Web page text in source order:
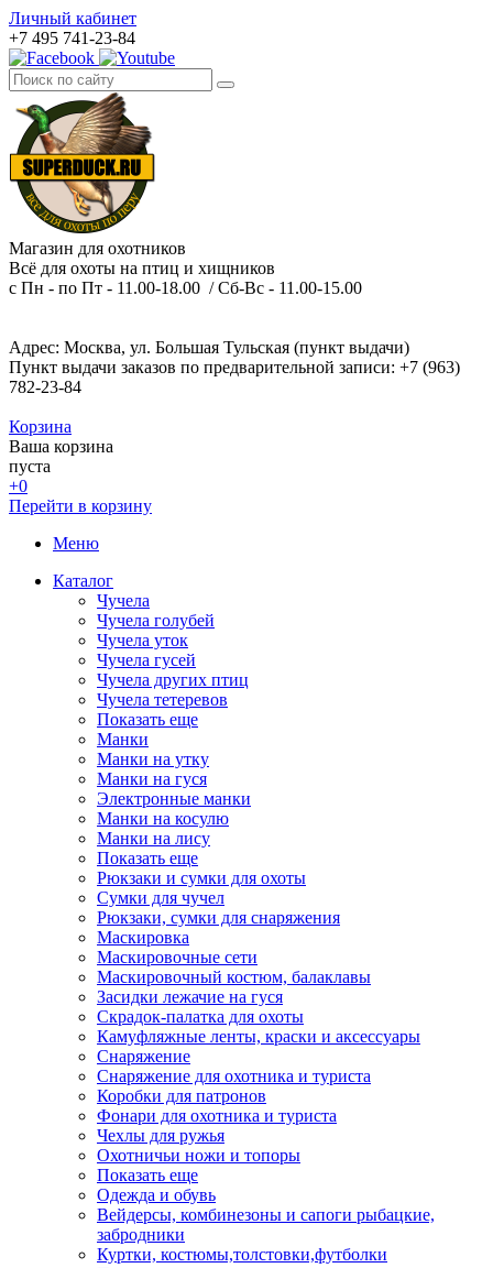
Личный кабинет
+7 495 741-23-84
Магазин для охотников
Всё для охоты на птиц и хищников
с Пн - по Пт - 11.00-18.00 / Сб-Вс - 11.00-15.00
Адрес: Москва, ул. Большая Тульская (пункт выдачи)
Пункт выдачи заказов по предварительной записи: +7 (963)
782-23-84
Корзина
Ваша корзина
пуста
+0
Перейти в корзину
Меню
Каталог
Чучела
Чучела голубей
Чучела уток
Чучела гусей
Чучела других птиц
Чучела тетеревов
Показать еще
Манки
Манки на утку
Манки на гуся
Электронные манки
Манки на косулю
Манки на лису
Показать еще
Рюкзаки и сумки для охоты
Сумки для чучел
Рюкзаки, сумки для снаряжения
Маскировка
Маскировочные сети
Маскировочный костюм, балаклавы
Засидки лежачие на гуся
Скрадок-палатка для охоты
Камуфляжные ленты, краски и аксессуары
Снаряжение
Снаряжение для охотника и туриста
Коробки для патронов
Фонари для охотника и туриста
Чехлы для ружья
Охотничьи ножи и топоры
Показать еще
Одежда и обувь
Вейдерсы, комбинезоны и сапоги рыбацкие,
забродники
Куртки, костюмы,толстовки,футболки